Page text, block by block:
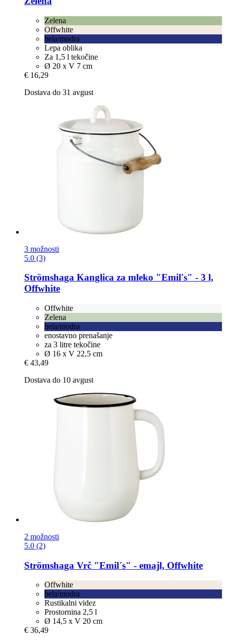
Zelena
Offwhite
bela/modra
Lepa oblika
Za 1,5 l tekočine
Ø 20 x V 7 cm
€ 16,29
Dostava do 31 avgust
3 možnosti
5.0 (3)
Strömshaga Kanglica za mleko "Emil's" -​ 3 l,
Offwhite
Offwhite
Zelena
bela/modra
enostavno prenašanje
za 3 litre tekočine
Ø 16 x V 22,5 cm
€ 43,49
Dostava do 10 avgust
2 možnosti
5.0 (2)
Strömshaga Vrč "Emil´s" -​ emajl, Offwhite
Offwhite
bela/modra
Rustikalni videz
Prostornina 2,5 l
Ø 14,5 x V 20 cm
€ 36,49